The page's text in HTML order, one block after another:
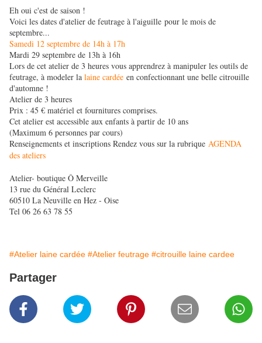
Eh oui c'est de saison !
Voici les dates d'atelier de feutrage à l'aiguille pour le mois de
septembre...
Samedi 12 septembre de 14h à 17h
Mardi 29 septembre de 13h à 16h
Lors de cet atelier de 3 heures vous apprendrez à manipuler les outils de
feutrage, à modeler la laine cardée en confectionnant une belle citrouille
d'automne !
Atelier de 3 heures
Prix : 45 € matériel et fournitures comprises.
Cet atelier est accessible aux enfants à partir de 10 ans
(Maximum 6 personnes par cours)
Renseignements et inscriptions Rendez vous sur la rubrique AGENDA
des ateliers
Atelier- boutique Ô Merveille
13 rue du Général Leclerc
60510 La Neuville en Hez - Oise
Tel 06 26 63 78 55
#Atelier laine cardée #Atelier feutrage #citrouille laine cardee
Partager